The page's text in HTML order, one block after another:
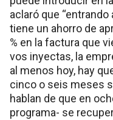
aclaró que
tiene un ahorro de
% en la factura que
vos inyectas, la
al menos hoy, hay
cinco o seis meses
hablan de que en
programa- se